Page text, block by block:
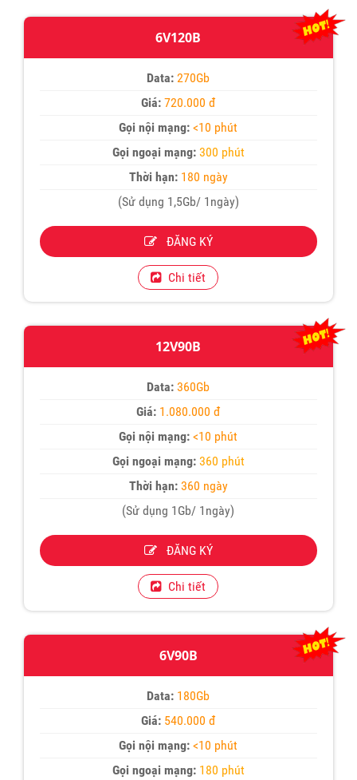
6V120B
Data: 270Gb
Giá:720.000 đ
Gọi nội mạng: <10 phút
Gọi ngoại mạng: 300 phút
Thời hạn:180 ngày
(Sử dụng 1,5Gb/ 1ngày)
ĐĂNG KÝ
Chi tiết
12V90B
Data: 360Gb
Giá: 1.080.000 đ
Gọi nội mạng: <10 phút
Gọi ngoại mạng: 360 phút
Thời hạn:360 ngày
(Sử dụng 1Gb/ 1ngày)
ĐĂNG KÝ
Chi tiết
6V90B
Data: 180Gb
Giá: 540.000 đ
Gọi nội mạng: <10 phút
Gọi ngoại mạng: 180 phút